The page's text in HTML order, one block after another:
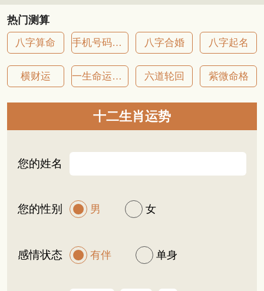
热门测算
八字算命 手机号码吉凶 八字合婚 八字起名
横财运 一生命运详批 六道轮回 紫微命格
十二生肖运势
您的姓名
您的性别 男 女
感情状态 有伴 单身